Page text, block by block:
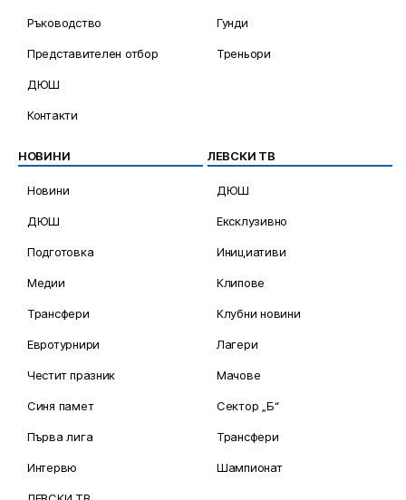
Ръководство
Представителен отбор
ДЮШ
Контакти
Гунди
Треньори
НОВИНИ
Новини
ДЮШ
Подготовка
Медии
Трансфери
Евротурнири
Честит празник
Синя памет
Първа лига
Интервю
ЛЕВСКИ ТВ
ДЮШ
Ексклузивно
Инициативи
Клипове
Клубни новини
Лагери
Мачове
Сектор „Б“
Трансфери
Шампионат